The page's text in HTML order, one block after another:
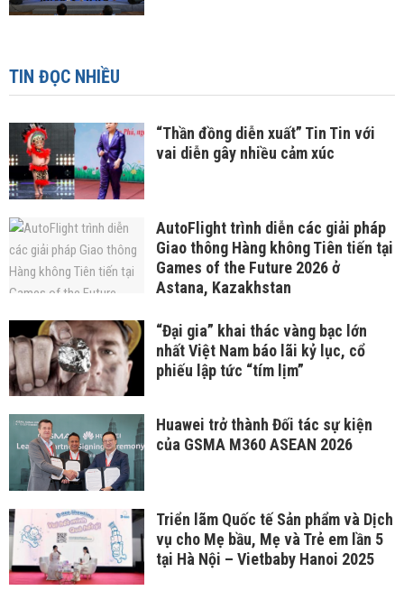
TIN ĐỌC NHIỀU
“Thần đồng diễn xuất” Tin Tin với
vai diễn gây nhiều cảm xúc
AutoFlight trình diễn các giải pháp
Giao thông Hàng không Tiên tiến tại
Games of the Future 2026 ở
Astana, Kazakhstan
“Đại gia” khai thác vàng bạc lớn
nhất Việt Nam báo lãi kỷ lục, cổ
phiếu lập tức “tím lịm”
Huawei trở thành Đối tác sự kiện
của GSMA M360 ASEAN 2026
Triển lãm Quốc tế Sản phẩm và Dịch
vụ cho Mẹ bầu, Mẹ và Trẻ em lần 5
tại Hà Nội – Vietbaby Hanoi 2025